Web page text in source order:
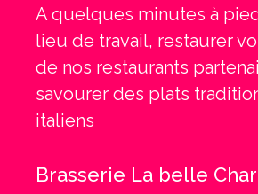
A quelques minutes à
lieu de travail, restaurer
de nos restaurants
savourer des plats
italiens
Brasserie La belle